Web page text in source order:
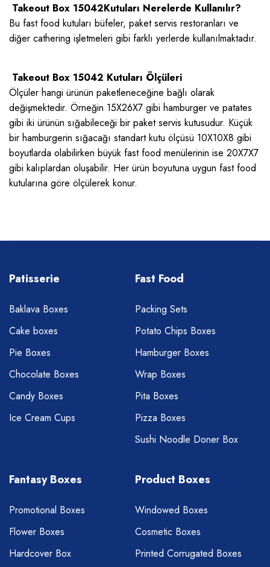
Takeout Box 15042Kutuları Nerelerde Kullanılır?
Bu fast food kutuları büfeler, paket servis restoranları ve
diğer cathering işletmeleri gibi farklı yerlerde kullanılmaktadır.
Takeout Box 15042 Kutuları Ölçüleri
Ölçüler hangi ürünün paketleneceğine bağlı olarak
değişmektedir. Örneğin 15X26X7 gibi hamburger ve patates
gibi iki ürünün sığabileceği bir paket servis kutusudur. Küçük
bir hamburgerin sığacağı standart kutu ölçüsü 10X10X8 gibi
boyutlarda olabilirken büyük fast food menülerinin ise 20X7X7
gibi kalıplardan oluşabilir. Her ürün boyutuna uygun fast food
kutularına göre ölçülerek konur.
Patisserie
Baklava Boxes
Cake boxes
Pie Boxes
Chocolate Boxes
Candy Boxes
Ice Cream Cups
Fast Food
Packing Sets
Potato Chips Boxes
Hamburger Boxes
Wrap Boxes
Pita Boxes
Pizza Boxes
Sushi Noodle Doner Box
Fantasy Boxes
Promotional Boxes
Flower Boxes
Hardcover Box
Product Boxes
Windowed Boxes
Cosmetic Boxes
Printed Corrugated Boxes